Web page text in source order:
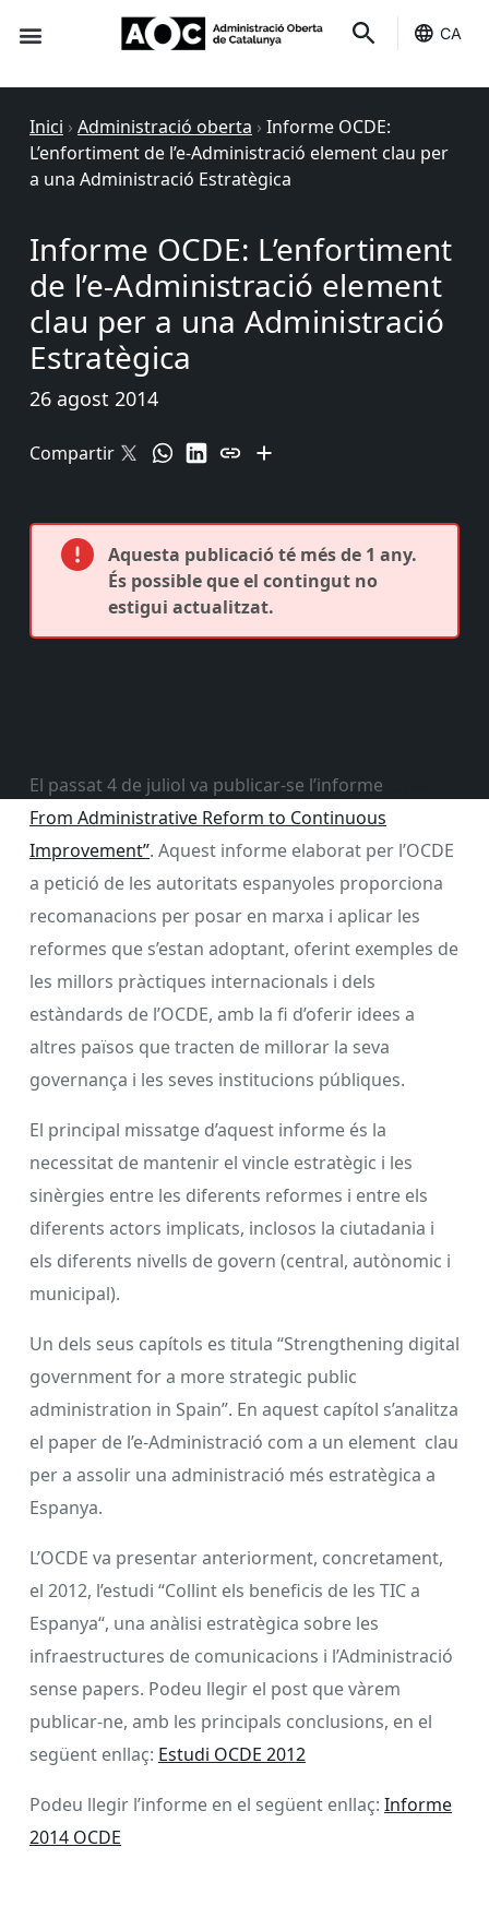
CA
Inici › Administració oberta › Informe OCDE:
L’enfortiment de l’e-Administració element clau per
a una Administració Estratègica
Informe OCDE: L’enfortiment
de l’e-Administració element
clau per a una Administració
Estratègica
26 agost 2014
Compartir
Aquesta publicació té més de 1 any.
És possible que el contingut no
estigui actualitzat.
El passat 4 de juliol va publicar-se l’informe
From Administrative Reform to Continuous
Improvement”. Aquest informe elaborat per l’OCDE
a petició de les autoritats espanyoles proporciona
recomanacions per posar en marxa i aplicar les
reformes que s’estan adoptant, oferint exemples de
les millors pràctiques internacionals i dels
estàndards de l’OCDE, amb la fi d’oferir idees a
altres països que tracten de millorar la seva
governança i les seves institucions públiques.
El principal missatge d’aquest informe és la
necessitat de mantenir el vincle estratègic i les
sinèrgies entre les diferents reformes i entre els
diferents actors implicats, inclosos la ciutadania i
els diferents nivells de govern (central, autònomic i
municipal).
Un dels seus capítols es titula “Strengthening digital
government for a more strategic public
administration in Spain”. En aquest capítol s’analitza
el paper de l’e-Administració com a un element clau
per a assolir una administració més estratègica a
Espanya.
L’OCDE va presentar anteriorment, concretament,
el 2012, l’estudi “Collint els beneficis de les TIC a
Espanya“, una anàlisi estratègica sobre les
infraestructures de comunicacions i l’Administració
sense papers. Podeu llegir el post que vàrem
publicar-ne, amb les principals conclusions, en el
següent enllaç: Estudi OCDE 2012
Podeu llegir l’informe en el següent enllaç: Informe
2014 OCDE